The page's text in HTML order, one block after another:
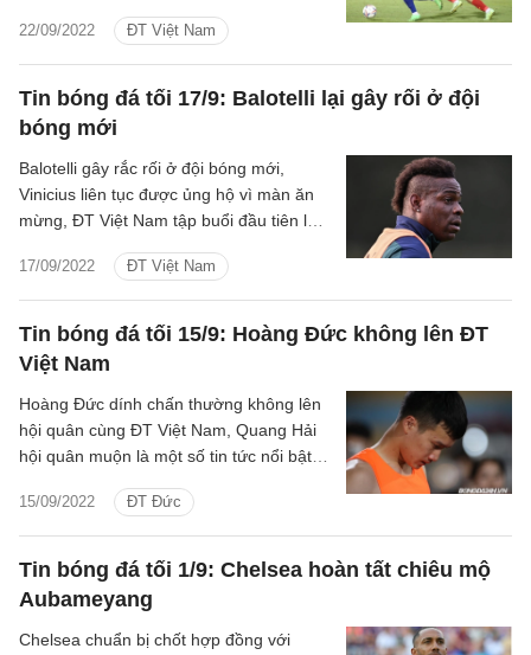
22/09/2022 ĐT Việt Nam
Tin bóng đá tối 17/9: Balotelli lại gây rối ở đội
bóng mới
17/09/2022 ĐT Việt Nam
Balotelli gây rắc rối ở đội bóng mới,
Vinicius liên tục được ủng hộ vì màn ăn
mừng, ĐT Việt Nam tập buổi đầu tiên là
Tin bóng đá tối 15/9: Hoàng Đức không lên ĐT
Việt Nam
15/09/2022 ĐT Đức
Hoàng Đức dính chấn thường không lên
hội quân cùng ĐT Việt Nam, Quang Hải
hội quân muộn là một số tin tức nổi bật
Tin bóng đá tối 1/9: Chelsea hoàn tất chiêu mộ
Aubameyang
Chelsea chuẩn bị chốt hợp đồng với